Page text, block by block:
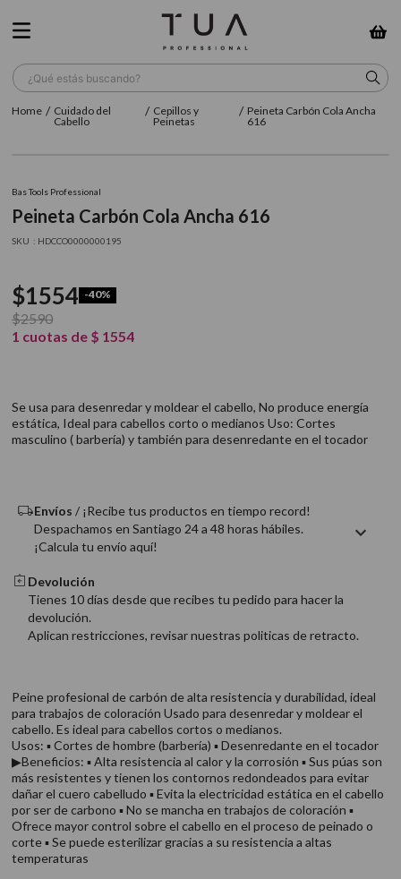
¿Qué estás buscando?
Cuidado del
Cabello
Cepillos y
Peinetas
Peineta Carbón Cola Ancha
616
Bas Tools Professional
Peineta Carbón Cola Ancha 616
: HDCCO0000000195
$1554 -40%
$2590
1 cuotas de $ 1554
Se usa para desenredar y moldear el cabello, No produce energía
estática, Ideal para cabellos corto o medianos Uso: Cortes
masculino ( barbería) y también para desenredante en el tocador
Envíos / ¡Recibe tus productos en tiempo record!
Despachamos en Santiago 24 a 48 horas hábiles.
¡Calcula tu envío aquí!
Devolución
Tienes 10 días desde que recibes tu pedido para hacer la
devolución.
Aplican restricciones, revisar nuestras politicas de retracto.
Peine profesional de carbón de alta resistencia y durabilidad, ideal
para trabajos de coloración Usado para desenredar y moldear el
cabello. Es ideal para cabellos cortos o medianos.
Usos: ▪ Cortes de hombre (barbería) ▪ Desenredante en el tocador
▶Beneficios: ▪ Alta resistencia al calor y la corrosión ▪ Sus púas son
más resistentes y tienen los contornos redondeados para evitar
dañar el cuero cabelludo ▪ Evita la electricidad estática en el cabello
por ser de carbono ▪ No se mancha en trabajos de coloración ▪
Ofrece mayor control sobre el cabello en el proceso de peinado o
corte ▪ Se puede esterilizar gracias a su resistencia a altas
temperaturas
TÉRMINOS MÁS BUSCADOS
2. sow
3. farmavita
5. cepillo
6.
secador
9. acondicionador
10. protector térmico